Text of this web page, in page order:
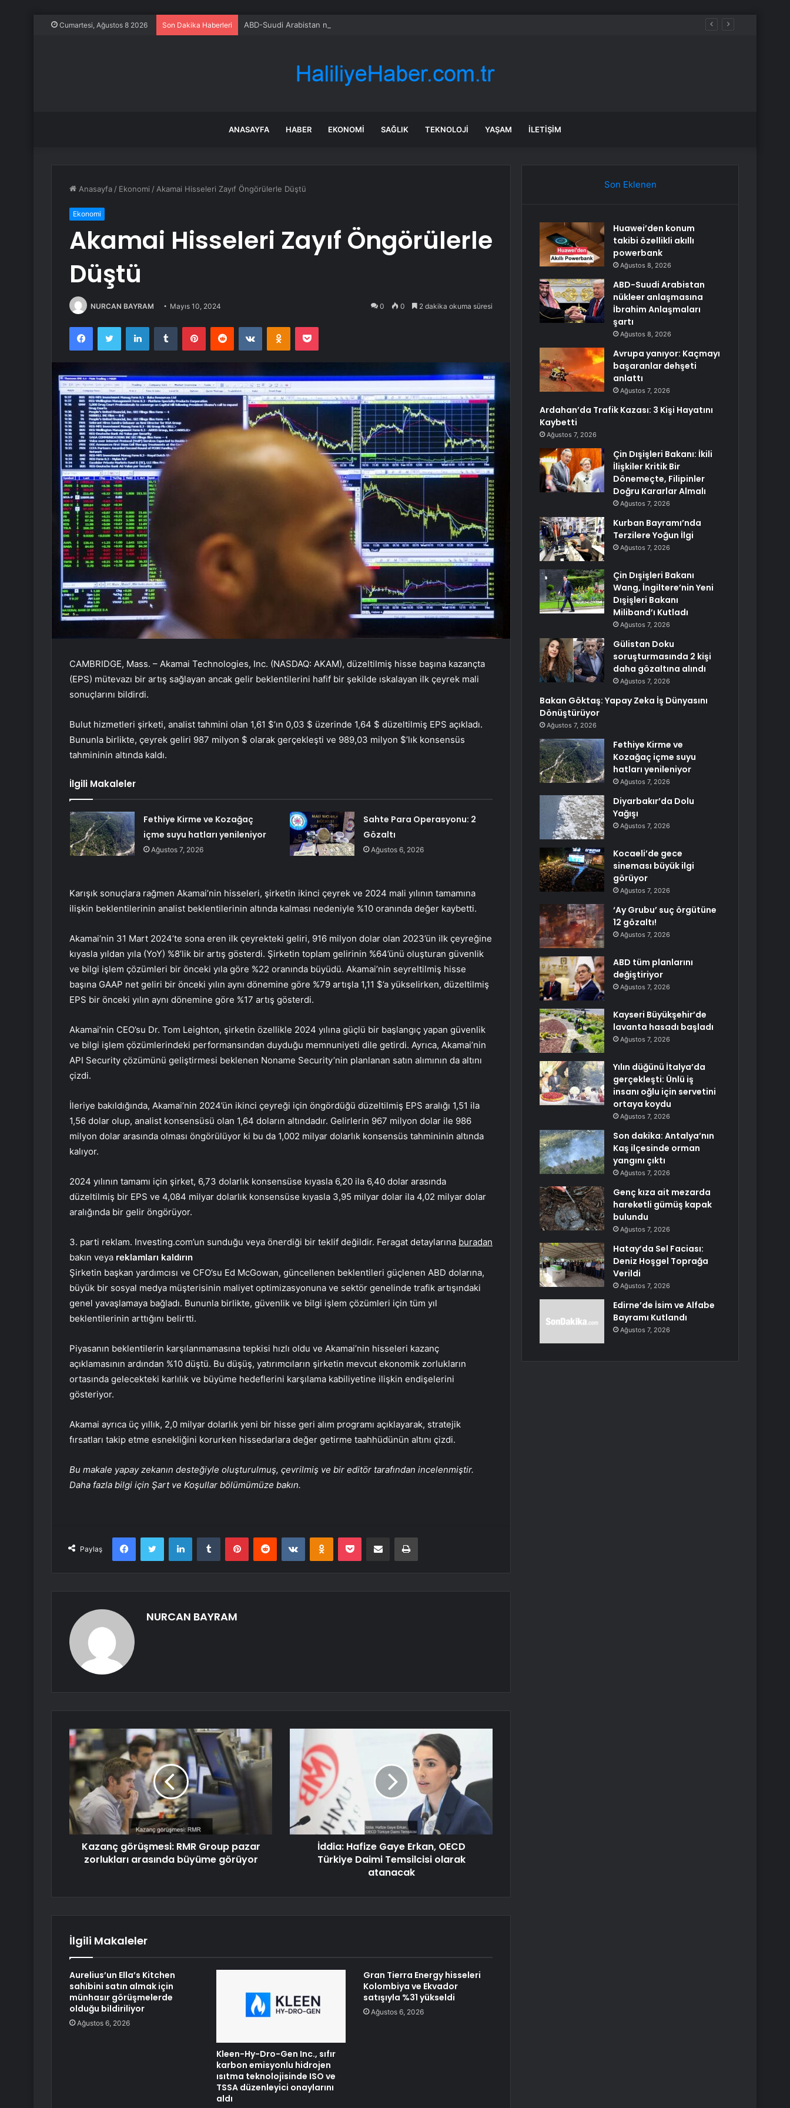
Cumartesi, Ağustos 8 2026 Son Dakika Haberleri ABD-Suudi Arabistan nükleer anlaşmasına İbrahim Anlaşmaları şartı
ANASAYFA HABER EKONOMI SAĞLIK TEKNOLOJI YAŞAM İLETIŞIM
Anasayfa / Ekonomi / Akamai Hisseleri Zayıf Öngörülerle Düştü
Ekonomi
Akamai Hisseleri Zayıf Öngörülerle
Düştü
NURCAN BAYRAM Mayıs 10, 2024 0 0 2 dakika okuma süresi
FacebookTwitter LinkedInTumblr PinterestReddit VKontakteOdnoklassniki
Pocket
CAMBRIDGE, Mass. – Akamai Technologies, Inc. (NASDAQ: AKAM), düzeltilmiş hisse başına kazançta
(EPS) mütevazı bir artış sağlayan ancak gelir beklentilerini hafif bir şekilde ıskalayan ilk çeyrek mali
sonuçlarını bildirdi.
Bulut hizmetleri şirketi, analist tahmini olan 1,61 $’ın 0,03 $ üzerinde 1,64 $ düzeltilmiş EPS açıkladı.
Bununla birlikte, çeyrek geliri 987 milyon $ olarak gerçekleşti ve 989,03 milyon $’lık konsensüs
tahmininin altında kaldı.
İlgili Makaleler
Fethiye Kirme ve Kozağaç
içme suyu hatları yenileniyor
Ağustos 7, 2026
Sahte Para Operasyonu: 2
Gözaltı
Ağustos 6, 2026
Karışık sonuçlara rağmen Akamai’nin hisseleri, şirketin ikinci çeyrek ve 2024 mali yılının tamamına
ilişkin beklentilerinin analist beklentilerinin altında kalması nedeniyle %10 oranında değer kaybetti.
Akamai’nin 31 Mart 2024’te sona eren ilk çeyrekteki geliri, 916 milyon dolar olan 2023’ün ilk çeyreğine
kıyasla yıldan yıla (YoY) %8’lik bir artış gösterdi. Şirketin toplam gelirinin %64’ünü oluşturan güvenlik
ve bilgi işlem çözümleri bir önceki yıla göre %22 oranında büyüdü. Akamai’nin seyreltilmiş hisse
başına GAAP net geliri bir önceki yılın aynı dönemine göre %79 artışla 1,11 $’a yükselirken, düzeltilmiş
EPS bir önceki yılın aynı dönemine göre %17 artış gösterdi.
Akamai’nin CEO’su Dr. Tom Leighton, şirketin özellikle 2024 yılına güçlü bir başlangıç yapan güvenlik
ve bilgi işlem çözümlerindeki performansından duyduğu memnuniyeti dile getirdi. Ayrıca, Akamai’nin
API Security çözümünü geliştirmesi beklenen Noname Security’nin planlanan satın alımının da altını
çizdi.
İleriye bakıldığında, Akamai’nin 2024’ün ikinci çeyreği için öngördüğü düzeltilmiş EPS aralığı 1,51 ila
1,56 dolar olup, analist konsensüsü olan 1,64 doların altındadır. Gelirlerin 967 milyon dolar ile 986
milyon dolar arasında olması öngörülüyor ki bu da 1,002 milyar dolarlık konsensüs tahmininin altında
kalıyor.
2024 yılının tamamı için şirket, 6,73 dolarlık konsensüse kıyasla 6,20 ila 6,40 dolar arasında
düzeltilmiş bir EPS ve 4,084 milyar dolarlık konsensüse kıyasla 3,95 milyar dolar ila 4,02 milyar dolar
aralığında bir gelir öngörüyor.
3. parti reklam. Investing.com’un sunduğu veya önerdiği bir teklif değildir. Feragat detaylarına buradan
bakın veya reklamları kaldırın
Şirketin başkan yardımcısı ve CFO’su Ed McGowan, güncellenen beklentileri güçlenen ABD dolarına,
büyük bir sosyal medya müşterisinin maliyet optimizasyonuna ve sektör genelinde trafik artışındaki
genel yavaşlamaya bağladı. Bununla birlikte, güvenlik ve bilgi işlem çözümleri için tüm yıl
beklentilerinin arttığını belirtti.
Piyasanın beklentilerin karşılanmamasına tepkisi hızlı oldu ve Akamai’nin hisseleri kazanç
açıklamasının ardından %10 düştü. Bu düşüş, yatırımcıların şirketin mevcut ekonomik zorlukların
ortasında gelecekteki karlılık ve büyüme hedeflerini karşılama kabiliyetine ilişkin endişelerini
gösteriyor.
Akamai ayrıca üç yıllık, 2,0 milyar dolarlık yeni bir hisse geri alım programı açıklayarak, stratejik
fırsatları takip etme esnekliğini korurken hissedarlara değer getirme taahhüdünün altını çizdi.
Bu makale yapay zekanın desteğiyle oluşturulmuş, çevrilmiş ve bir editör tarafından incelenmiştir.
Daha fazla bilgi için Şart ve Koşullar bölümümüze bakın.
Paylaş
FacebookTwitter LinkedInTumblr PinterestReddit VKontakteOdnoklassniki
Pocket E-Posta ile paylaş Yazdır
NURCAN BAYRAM
Kazanç görüşmesi: RMR Group pazar
zorlukları arasında büyüme görüyor
İddia: Hafize Gaye Erkan, OECD
Türkiye Daimi Temsilcisi olarak
atanacak
İlgili Makaleler
Aurelius’un Ella’s Kitchen
sahibini satın almak için
münhasır görüşmelerde
olduğu bildiriliyor
Ağustos 6, 2026
Kleen-Hy-Dro-Gen Inc., sıfır
karbon emisyonlu hidrojen
ısıtma teknolojisinde ISO ve
TSSA düzenleyici onaylarını
aldı
Gran Tierra Energy hisseleri
Kolombiya ve Ekvador
satışıyla %31 yükseldi
Ağustos 6, 2026
Son Eklenen
Huawei’den konum
takibi özellikli akıllı
powerbank
Ağustos 8, 2026
ABD-Suudi Arabistan
nükleer anlaşmasına
İbrahim Anlaşmaları
şartı
Ağustos 8, 2026
Avrupa yanıyor: Kaçmayı
başaranlar dehşeti
anlattı
Ağustos 7, 2026
Ardahan’da Trafik Kazası: 3 Kişi Hayatını
Kaybetti
Ağustos 7, 2026
Çin Dışişleri Bakanı: İkili
İlişkiler Kritik Bir
Dönemeçte, Filipinler
Doğru Kararlar Almalı
Ağustos 7, 2026
Kurban Bayramı’nda
Terzilere Yoğun İlgi
Ağustos 7, 2026
Çin Dışişleri Bakanı
Wang, İngiltere’nin Yeni
Dışişleri Bakanı
Miliband’ı Kutladı
Ağustos 7, 2026
Gülistan Doku
soruşturmasında 2 kişi
daha gözaltına alındı
Ağustos 7, 2026
Bakan Göktaş: Yapay Zeka İş Dünyasını
Dönüştürüyor
Ağustos 7, 2026
Fethiye Kirme ve
Kozağaç içme suyu
hatları yenileniyor
Ağustos 7, 2026
Diyarbakır’da Dolu
Yağışı
Ağustos 7, 2026
Kocaeli’de gece
sineması büyük ilgi
görüyor
Ağustos 7, 2026
‘Ay Grubu’ suç örgütüne
12 gözaltı!
Ağustos 7, 2026
ABD tüm planlarını
değiştiriyor
Ağustos 7, 2026
Kayseri Büyükşehir’de
lavanta hasadı başladı
Ağustos 7, 2026
Yılın düğünü İtalya’da
gerçekleşti: Ünlü iş
insanı oğlu için servetini
ortaya koydu
Ağustos 7, 2026
Son dakika: Antalya’nın
Kaş ilçesinde orman
yangını çıktı
Ağustos 7, 2026
Genç kıza ait mezarda
hareketli gümüş kapak
bulundu
Ağustos 7, 2026
Hatay’da Sel Faciası:
Deniz Hoşgel Toprağa
Verildi
Ağustos 7, 2026
Edirne’de İsim ve Alfabe
Bayramı Kutlandı
Ağustos 7, 2026